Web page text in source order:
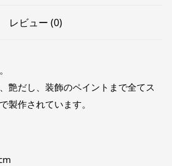
レビュー (0)
艶だし、装飾のペイントまで全てス
製作されています。